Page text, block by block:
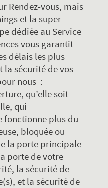
Rendez-vous, mais
et la super
dédiée au Service
vous garantit
délais les plus
la sécurité de vos
nous :
qu’elle soit
qui
fonctionne plus du
bloquée ou
la porte principale
porte de votre
la sécurité de
et la sécurité de